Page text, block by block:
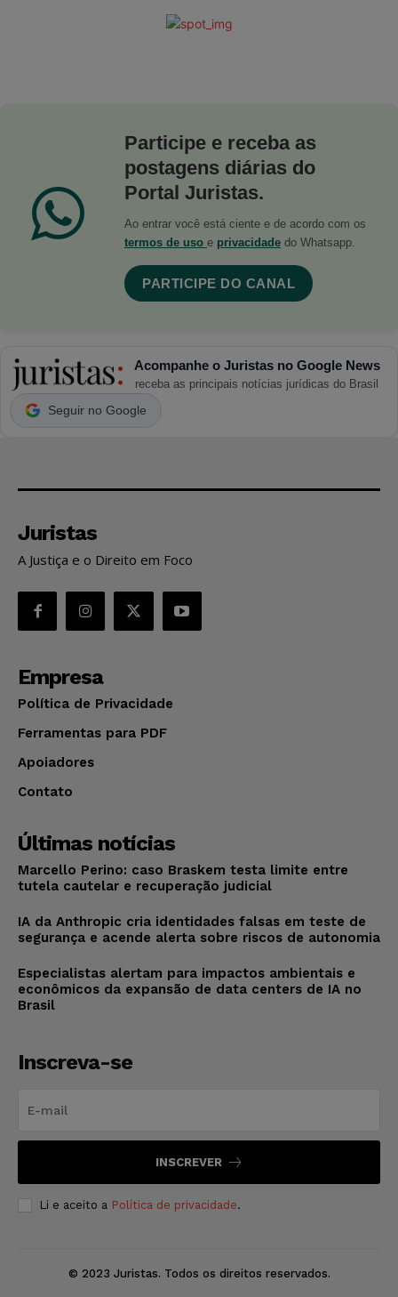
Participe e receba as
postagens diárias do
Portal Juristas.
Ao entrar você está ciente e de acordo com os
termos de uso e privacidade do Whatsapp.
PARTICIPE DO CANAL
Acompanhe o Juristas no Google News
receba as principais notícias jurídicas do Brasil
Seguir no Google
Juristas
A Justiça e o Direito em Foco
Empresa
Política de Privacidade
Ferramentas para PDF
Apoiadores
Contato
Últimas notícias
Marcello Perino: caso Braskem testa limite entre
tutela cautelar e recuperação judicial
IA da Anthropic cria identidades falsas em teste de
segurança e acende alerta sobre riscos de autonomia
Especialistas alertam para impactos ambientais e
econômicos da expansão de data centers de IA no
Brasil
Inscreva-se
INSCREVER
Li e aceito a Política de privacidade.
© 2023 Juristas. Todos os direitos reservados.